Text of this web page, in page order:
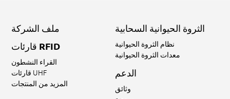
ملف الشركة
قارئات RFID
القراء النشطون
قارئات UHF
المزيد من المنتجات
الثروة الحيوانية السحابية
نظام الثروة الحيوانية
معدات الثروة الحيوانية
الدعم
وثائق